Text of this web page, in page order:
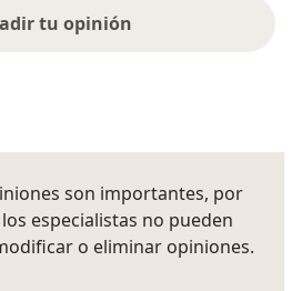
tu opinión
son importantes, por
especialistas no pueden
o eliminar opiniones.